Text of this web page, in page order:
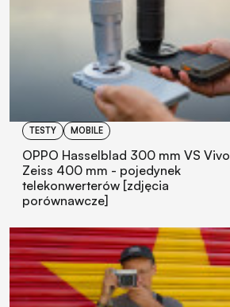
TESTY MOBILE
OPPO Hasselblad 300 mm VS Vivo
Zeiss 400 mm - pojedynek
telekonwerterów [zdjęcia
porównawcze]